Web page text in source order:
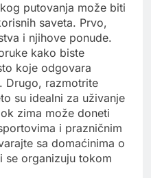
putovanja može biti
saveta. Prvo,
i njihove ponude.
kako biste
koje odgovara
Drugo, razmotrite
su idealni za uživanje
zima može doneti
i prazničnim
sa domaćinima o
se organizuju tokom